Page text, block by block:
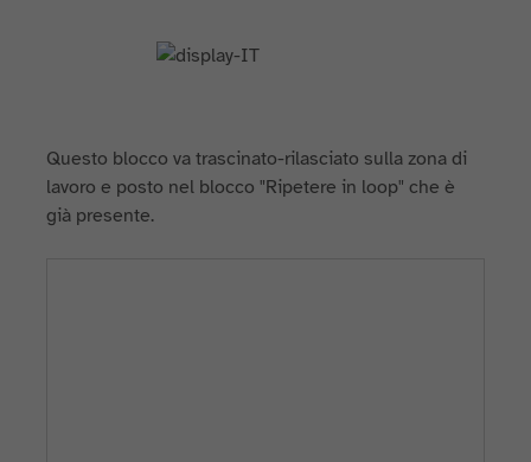
Questo blocco va trascinato-rilasciato sulla zona di
lavoro e posto nel blocco "Ripetere in loop" che è
già presente.